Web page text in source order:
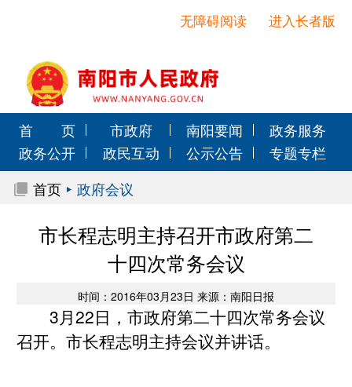
进入长者版
无障碍阅读
首 页 市政府 南阳要闻
政务服务
政务公开
政民互动 公示公告
专题专栏
首页
政府会议
市长程志明主持召开市政府第二
十四次常务会议
时间：2016年03月23日 来源：南阳日报
3月22日，市政府第二十四次常务会议
召开。市长程志明主持会议并讲话。